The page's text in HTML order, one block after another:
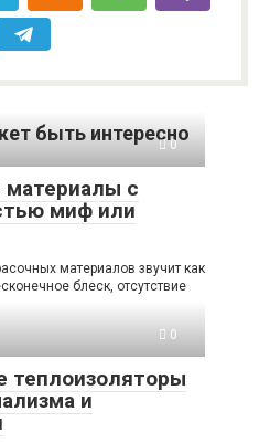
быть интересно
0
материалы с
миф или
материалов звучит как
блеск, отсутствие
0
теплоизоляторы
и